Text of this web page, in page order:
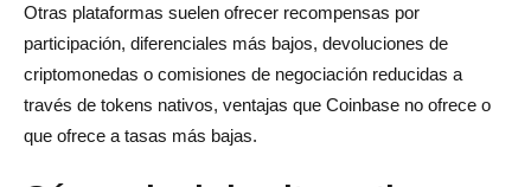
Otras plataformas suelen ofrecer recompensas por
participación, diferenciales más bajos, devoluciones de
criptomonedas o comisiones de negociación reducidas a
través de tokens nativos, ventajas que Coinbase no ofrece o
que ofrece a tasas más bajas.